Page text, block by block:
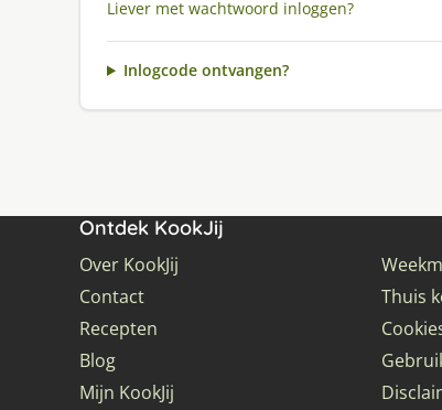
Liever met wachtwoord inloggen?
Inlogcode ontvangen?
Ontdek KookJij
Over KookJij
Contact
Recepten
Blog
Mijn KookJij
Thuis